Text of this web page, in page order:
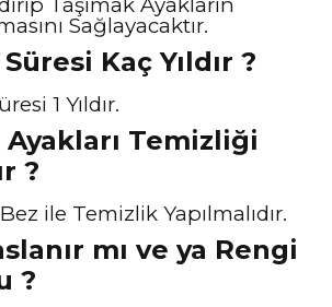
Sağlayacaktır.
Kaç Yıldır ?
1 Yıldır.
Temizliği
?
ile Temizlik Yapılmalıdır.
mı ve ya Rengi
?